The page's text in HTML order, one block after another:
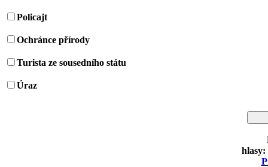
Policajt
Ochránce přírody
Turista ze sousedního státu
Úraz
hlasy: